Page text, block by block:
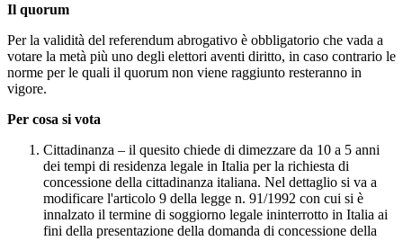
Il quorum
Per la validità del referendum abrogativo è obbligatorio che vada a
votare la metà più uno degli elettori aventi diritto, in caso contrario le
norme per le quali il quorum non viene raggiunto resteranno in
vigore.
Per cosa si vota
Cittadinanza – il quesito chiede di dimezzare da 10 a 5 anni
dei tempi di residenza legale in Italia per la richiesta di
concessione della cittadinanza italiana. Nel dettaglio si va a
modificare l'articolo 9 della legge n. 91/1992 con cui si è
innalzato il termine di soggiorno legale ininterrotto in Italia ai
fini della presentazione della domanda di concessione della